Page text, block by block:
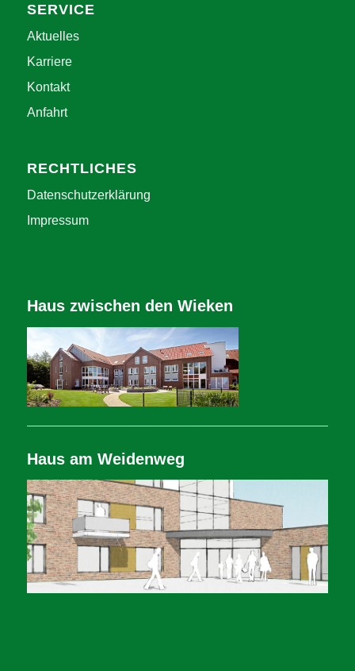
SERVICE
Aktuelles
Karriere
Kontakt
Anfahrt
RECHTLICHES
Datenschutzerklärung
Impressum
Haus zwischen den Wieken
Haus am Weidenweg